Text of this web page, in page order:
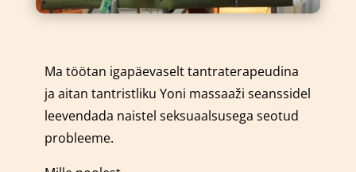
Ma töötan igapäevaselt tantraterapeudina
ja aitan tantristliku Yoni massaaži seanssidel
leevendada naistel seksuaalsusega seotud
probleeme.